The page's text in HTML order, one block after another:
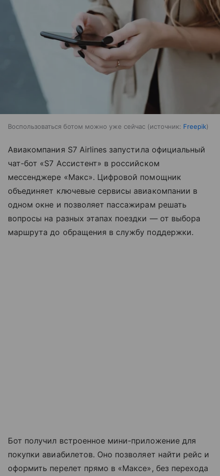
Воспользоваться ботом можно уже сейчас источник: Freepik
Авиакомпания S7 Airlines запустила официальный
чат-бот «S7 Ассистент» в российском
мессенджере «Макс». Цифровой помощник
объединяет ключевые сервисы авиакомпании в
одном окне и позволяет пассажирам решать
вопросы на разных этапах поездки — от выбора
маршрута до обращения в службу поддержки.
Бот получил встроенное мини-приложение для
покупки авиабилетов. Оно позволяет найти рейс и
оформить перелет прямо в «Максе», без перехода